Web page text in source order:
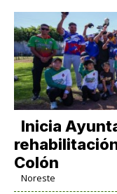
Inicia
Colón
Noreste